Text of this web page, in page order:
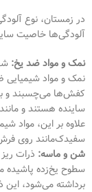
در زمستان، نوع
آلودگی‌ها خاصیت
نمک و مواد ضد یخ:
نمک و مواد شیمیایی
کفش‌ها می‌چسبند و
ساینده هستند و
علاوه بر این، مواد
سفیدک‌مانند روی
شن و ماسه: ذرات
سطوح یخ‌زده پاشیده
برداشته می‌شود، این